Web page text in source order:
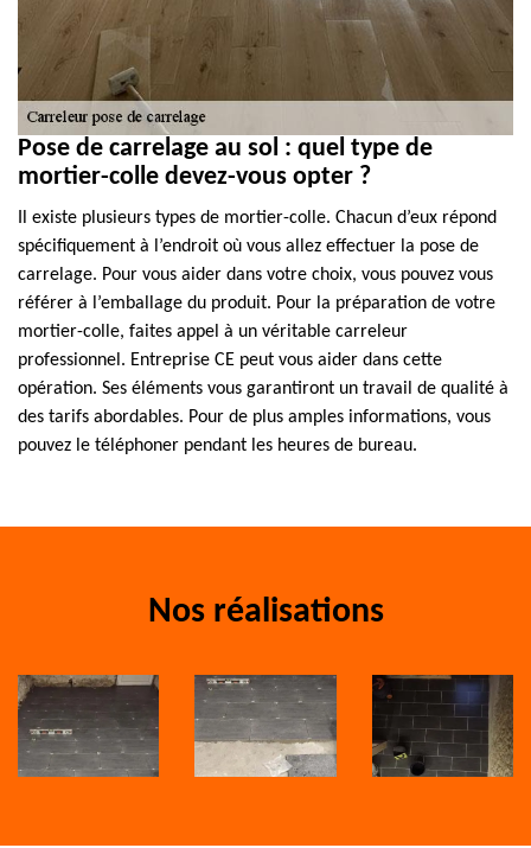
Pose de carrelage au sol : quel type de
mortier-colle devez-vous opter ?
Il existe plusieurs types de mortier-colle. Chacun d’eux répond
spécifiquement à l’endroit où vous allez effectuer la pose de
carrelage. Pour vous aider dans votre choix, vous pouvez vous
référer à l’emballage du produit. Pour la préparation de votre
mortier-colle, faites appel à un véritable carreleur
professionnel. Entreprise CE peut vous aider dans cette
opération. Ses éléments vous garantiront un travail de qualité à
des tarifs abordables. Pour de plus amples informations, vous
pouvez le téléphoner pendant les heures de bureau.
Nos réalisations